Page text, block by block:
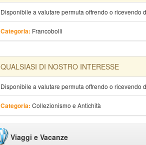
Disponibile a valutare permuta offrendo o ricevendo
Categoria: Francobolli
QUALSIASI DI NOSTRO INTERESSE
Disponibile a valutare permuta offrendo o ricevendo
Categoria: Collezionismo e Antichità
Viaggi e Vacanze